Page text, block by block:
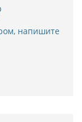
напишите